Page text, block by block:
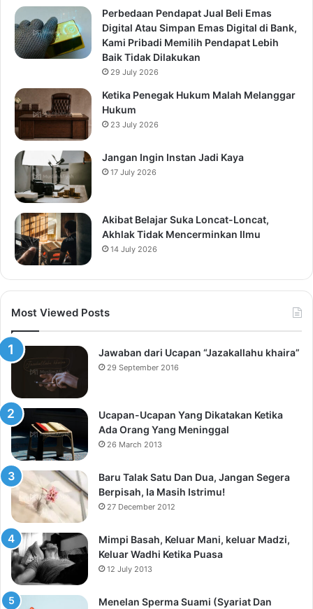
Perbedaan Pendapat Jual Beli Emas
Digital Atau Simpan Emas Digital di Bank,
Kami Pribadi Memilih Pendapat Lebih
Baik Tidak Dilakukan
29 July 2026
Ketika Penegak Hukum Malah Melanggar
Hukum
23 July 2026
Jangan Ingin Instan Jadi Kaya
17 July 2026
Akibat Belajar Suka Loncat-Loncat,
Akhlak Tidak Mencerminkan Ilmu
14 July 2026
Most Viewed Posts
Jawaban dari Ucapan “Jazakallahu khaira”
29 September 2016
Ucapan-Ucapan Yang Dikatakan Ketika
Ada Orang Yang Meninggal
26 March 2013
Baru Talak Satu Dan Dua, Jangan Segera
Berpisah, Ia Masih Istrimu!
27 December 2012
Mimpi Basah, Keluar Mani, keluar Madzi,
Keluar Wadhi Ketika Puasa
12 July 2013
Menelan Sperma Suami (Syariat Dan